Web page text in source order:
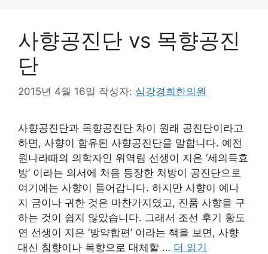
사향공진단 vs 목향공진
단
2015년 4월 16일 작성자: 심강경희한의원
사향공진단과 목향공진단 차이 원래 공진단이라고
하면, 사향이 함유된 사향공진단을 말합니다. 예전
원나라때의 의학자인 위역림 선생이 지은 ‘세의득효
방’ 이라는 의서에 처음 등장한 처방이 공진단으로
여기에는 사향이 들어갑니다. 하지만 사향이 예나
지 금이나 귀한 것은 마찬가지였고, 진품 사향을 구
하는 것이 쉽지 않았습니다. 그래서 조선 후기 황도
연 선생이 지은 ‘방약합편’ 이라는 책을 보면, 사향
대신 침향이나 목향으로 대체할 … 더 읽기